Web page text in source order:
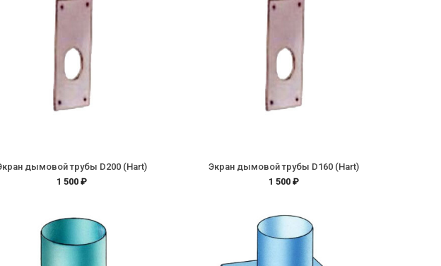
дымовой трубы D200 (Hart)
1 500 ₽
Экран дымовой трубы D160 (Hart)
1 500 ₽